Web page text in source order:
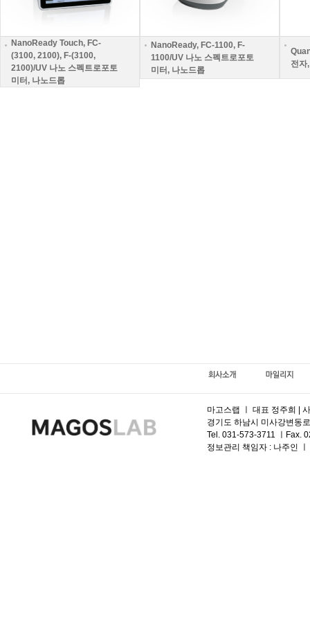
NanoReady Touch, FC-
(3100, 2100), F-(3100,
2100)/UV 나노 스펙트로포토
미터, 나노드롭
NanoReady, FC-1100, F-
1100/UV 나노 스펙트로포토
미터, 나노드롭
전자
마고스랩 ㅣ 대표 정주희 |
경기도 하남시 미사강변동
Tel. 031-573-3711 ㅣFax.
정보관리 책임자 : 나주인 ㅣ